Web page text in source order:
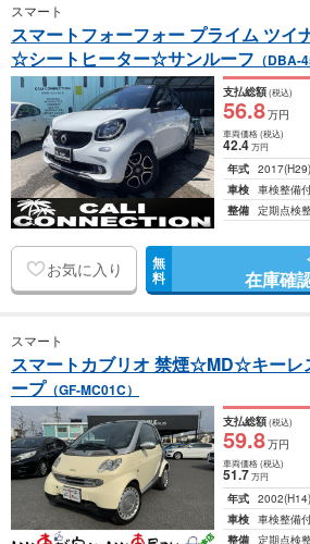
スマート
スマートフォーフォー プライム ツ
☆シートヒーター☆サンルーフ （DBA-
支払総額(税込)
56.8万円
車両価格(税込)
42.4万円
年式 2017(H29)
車検 車検整備
整備 定期点検
お気に入り 無
料 在庫確
スマート
スマートカブリオ 禁煙☆MD☆キー
ープ（GF-MC01C）
支払総額(税込)
59.8万円
車両価格(税込)
51.7万円
年式 2002(H14)
車検 車検整備
整備 定期点検